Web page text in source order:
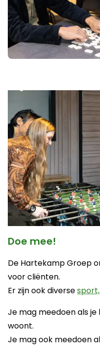
Doe mee!
De Hartekamp Groep
voor cliënten.
Er zijn ook diverse
Je mag meedoen als
woont.
Je mag ook meedoen